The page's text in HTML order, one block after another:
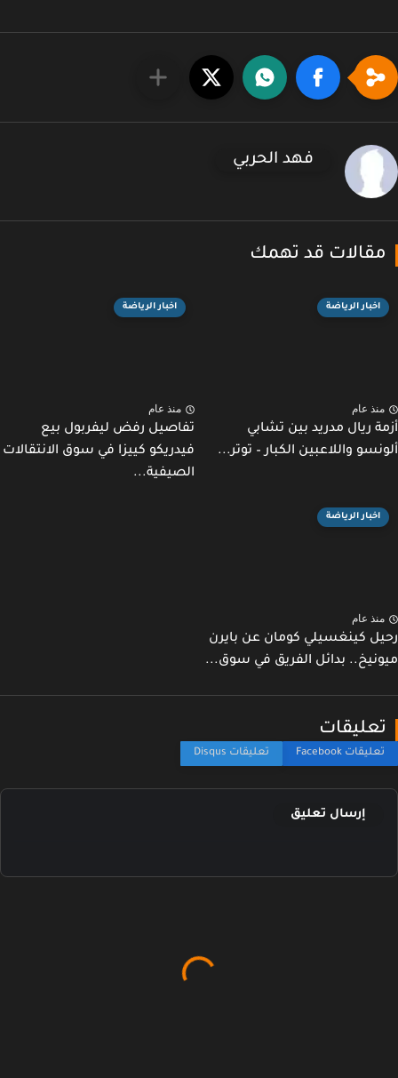
فهد الحربي
قد تهمك
اخبار الرياضة
عام
ريال مدريد بين تشابي
واللاعبين الكبار – توتر...
اخبار الرياضة
منذ عام
تفاصيل رفض ليفربول بيع
فيدريكو كييزا في سوق الانتقالات
الصيفية...
اخبار الرياضة
عام
كينغسيلي كومان عن بايرن
بدائل الفريق في سوق...
إرسال تعليق